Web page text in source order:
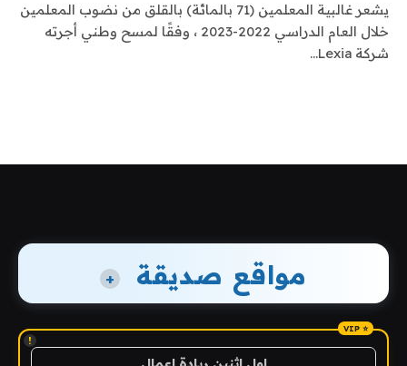
يشعر غالبية المعلمين (71 بالمائة) بالقلق من نضوب المعلمين
خلال العام الدراسي 2022-2023 ، وفقًا لمسح وطني أجرته
شركة Lexia…
مواقع صديقة +
!